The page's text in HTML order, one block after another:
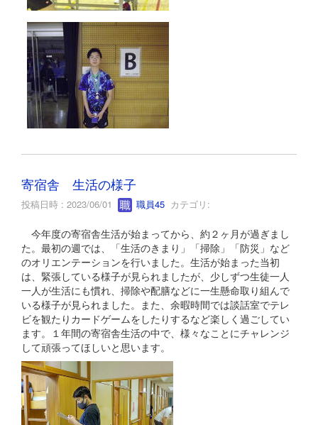
寄宿舎 生活の様子
投稿日時 : 2023/06/01 職員45 カテゴリ:
今年度の寄宿舎生活が始まってから、約２ヶ月が過ぎまし
た。最初の週では、「生活のきまり」「掃除」「防災」など
のオリエンテーションを行いました。生活が始まった当初
は、緊張している様子が見られましたが、少しずつ生徒一人
一人が生活にも慣れ、掃除や配膳などに一生懸命取り組んで
いる様子が見られました。また、余暇時間では談話室でテレ
ビを観たりカードゲームをしたりするなど楽しく過ごしてい
ます。１年間の寄宿舎生活の中で、様々なことにチャレンジ
して頑張ってほしいと思います。